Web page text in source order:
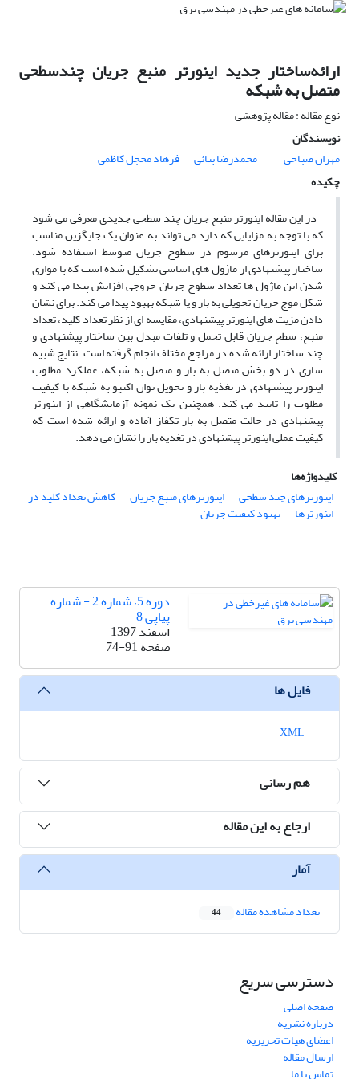
ارائه‌ساختار جدید اینورتر منبع جریان چندسطحی
متصل به شبکه
نوع مقاله : مقاله پژوهشی
نویسندگان
مهران صباحی
محمدرضا بنائی
فرهاد محجل کاظمی
چکیده
در این مقاله اینورتر منبع جریان چند سطحی جدیدی معرفی می شود
که با توجه به مزایایی که دارد می تواند به عنوان یک جایگزین مناسب
برای اینورترهای مرسوم در سطوح جریان متوسط استفاده شود.
ساختار پیشنهادی از ماژول های اساسی تشکیل شده است که با موازی
شدن این ماژول ها تعداد سطوح جریان خروجی افزایش پیدا می کند و
شکل موج جریان تحویلی به بار و یا شبکه بهبود پیدا می کند. برای نشان
دادن مزیت های اینورتر پیشنهادی، مقایسه ای از نظر تعداد کلید، تعداد
منبع، سطح جریان قابل تحمل و تلفات مبدل بین ساختار پیشنهادی و
چند ساختار ارائه شده در مراجع مختلف انجام گرفته است. نتایج شبیه
سازی در دو بخش متصل به بار و متصل به شبکه، عملکرد مطلوب
اینورتر پیشنهادی در تغذیه بار و تحویل توان اکتیو به شبکه با کیفیت
مطلوب را تایید می کند. همچنین یک نمونه آزمایشگاهی از اینورتر
پیشنهادی در حالت متصل به بار تکفاز آماده و ارائه شده است که
کیفیت عملی اینورتر پیشنهادی در تغذیه بار را نشان می دهد.
کلیدواژه‌ها
اینورترهای چند سطحی
اینورترهای منبع جریان کاهش تعداد کلید در
اینورترها بهبود کیفیت جریان
دوره 5، شماره 2 - شماره
پیاپی 8
اسفند 1397
صفحه74-91
فایل ها
هم رسانی
ارجاع به این مقاله
آمار
تعداد مشاهده مقاله 44
دسترسی سریع
صفحه اصلی
درباره نشریه
اعضای هیات تحریریه
ارسال مقاله
تماس با ما